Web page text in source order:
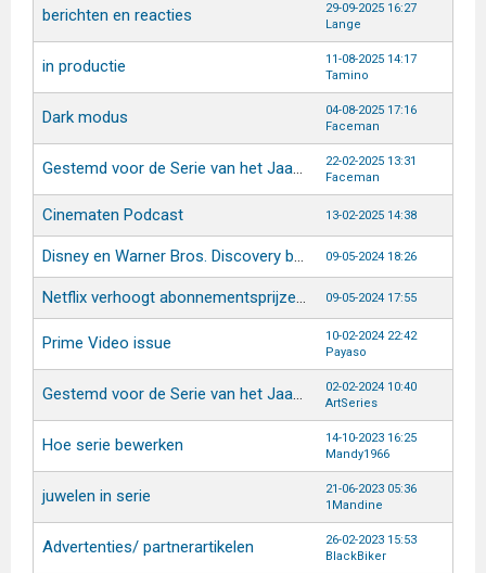
berichten en reacties
29-09-2025 16:27
Lange
in productie
11-08-2025 14:17
Tamino
Dark modus
04-08-2025 17:16
Faceman
Gestemd voor de Serie van het Jaar Verkiezing 2024
22-02-2025 13:31
Faceman
Cinematen Podcast 13-02-2025 14:38
Disney en Warner Bros. Discovery bundelen hun krachten 09-05-2024 18:26
Netflix verhoogt abonnementsprijzen in Nederland en België 09-05-2024 17:55
Prime Video issue
10-02-2024 22:42
Payaso
Gestemd voor de Serie van het Jaar Verkiezing 2023
02-02-2024 10:40
ArtSeries
Hoe serie bewerken
14-10-2023 16:25
Mandy1966
juwelen in serie
21-06-2023 05:36
1Mandine
Advertenties/ partnerartikelen
26-02-2023 15:53
BlackBiker